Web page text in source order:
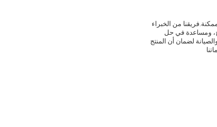
من الخبراء
ومساعدة في حل
لضمان أن المنتج